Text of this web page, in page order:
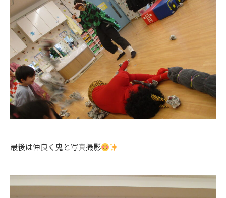
最後は仲良く鬼と写真撮影